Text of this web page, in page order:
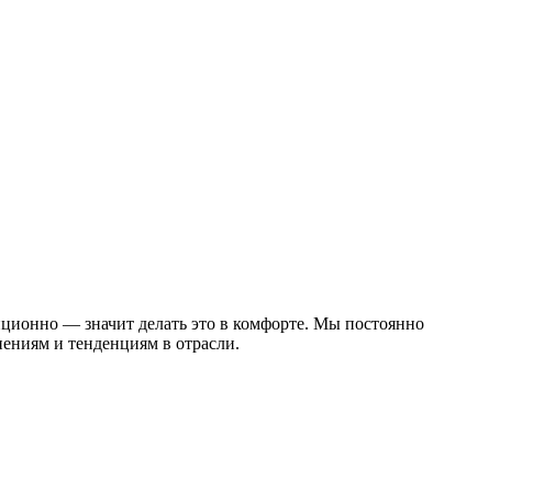
— значит делать это в комфорте. Мы постоянно
и тенденциям в отрасли.